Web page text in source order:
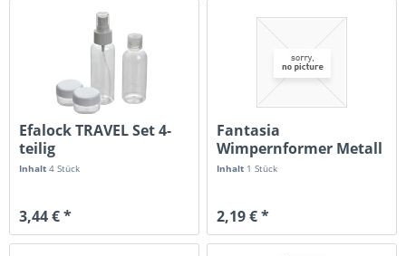
Efalock TRAVEL Set 4-
teilig
Inhalt4 Stück
3,44 € *
Fantasia
Wimpernformer Metall
schwarz
Inhalt 1 Stück
2,19 € *